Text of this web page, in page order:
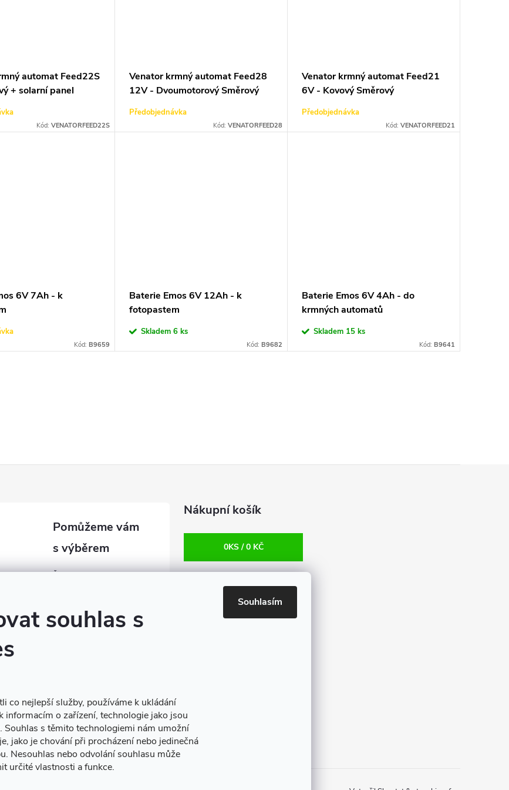
souhlas s
co nejlepší služby, používáme k ukládání
informacím o zařízení, technologie jako jsou
Souhlas s těmito technologiemi nám umožní
jako je chování při procházení nebo jedinečná
Nesouhlas nebo odvolání souhlasu může
určité vlastnosti a funkce.
Souhlasím
automat Feed22S
+ solarní panel
Kód: VENATORFEED22S
Venator krmný automat Feed28
12V - Dvoumotorový Směrový
Předobjednávka
Kód: VENATORFEED28
Venator krmný automat Feed21
6V - Kovový Směrový
Předobjednávka
Kód: VENATORFEED21
6V 7Ah - k
Kód: B9659
Baterie Emos 6V 12Ah - k
fotopastem
Skladem 6 ks
Kód: B9682
Baterie Emos 6V 4Ah - do
krmných automatů
Skladem 15 ks
Kód: B9641
Šubrt cz s.r.o.
zbrane @subrt.cz
zbrane.subrt.cz
Youtube
Nákupní košík
0KS /0 KČ